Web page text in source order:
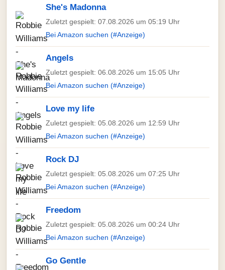
She's Madonna
Zuletzt gespielt: 07.08.2026 um 05:19 Uhr
Bei Amazon suchen (#Anzeige)
Angels
Zuletzt gespielt: 06.08.2026 um 15:05 Uhr
Bei Amazon suchen (#Anzeige)
Love my life
Zuletzt gespielt: 05.08.2026 um 12:59 Uhr
Bei Amazon suchen (#Anzeige)
Rock DJ
Zuletzt gespielt: 05.08.2026 um 07:25 Uhr
Bei Amazon suchen (#Anzeige)
Freedom
Zuletzt gespielt: 05.08.2026 um 00:24 Uhr
Bei Amazon suchen (#Anzeige)
Go Gentle